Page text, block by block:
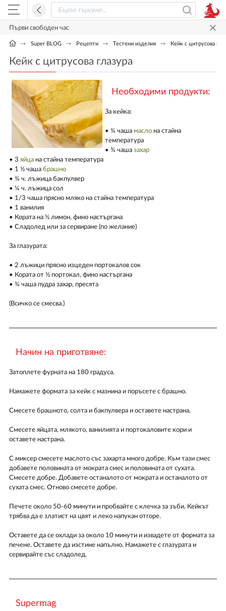
Първи свободен час
Super BLOG Рецепти Тестени изделия Кейк с цитрусова
Кейк с цитрусова глазура
Необходими продукти:
За кейка:
• ¾ чаша маслона стайна
температура
• ¾ чаша захар
• 3 яйцана стайна температура
• 1 ½ чаша брашно
• ¾ ч. лъжица бакпулвер
• ¼ ч. лъжица сол
• 1/3 чаша прясно мляко на стайна температура
• 1 ванилия
• Кората на ½ лимон, фино настъргана
• Сладолед или за сервиране (по желание)
За глазурата:
• 2 лъжици прясно изцеден портокалов сок
• Кората от ½ портокал, фино настъргана
• ¾ чаша пудра захар, пресята
(Всичко се смесва.)
Начин на приготвяне:
Затоплете фурната на 180 градуса.
Намажете формата за кейк с мазнина и поръсете с брашно.
Смесете брашното, солта и бакпулвера и оставете настрана.
Смесете яйцата, млякото, ванилията и портокаловите кори и
оставете настрана.
С миксер смесете маслото със захарта много добре. Към тази смес
добавете половината от мократа смес и половината от сухата.
Смесете добре. Добавете останалото от мократа и останалото от
сухата смес. Отново смесете добре.
Печете около 50-60 минути и пробвайте с клечка за зъби. Кейкът
трябва да е златист на цвят и леко напукан отгоре.
Оставете да се охлади за около 10 минути и извадете от формата за
печене. Оставете да изстине напълно. Намажете с глазурата и
сервирайте със сладолед.
Supermag